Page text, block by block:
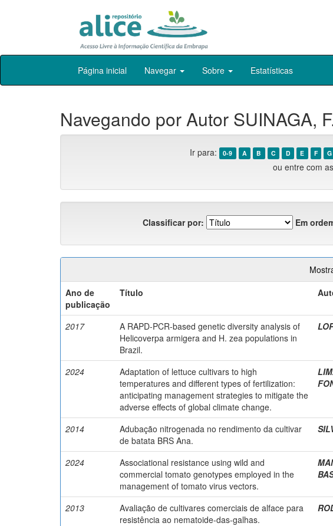
Skip
Página inicial Navegar Sobre Estatísticas
Navegando por Autor SUINAGA,
Ir para: 0-9 A B C D E F G
ou entre com
Classificar por: Em
Ano de
publicação
Título
2017
A RAPD-PCR-based genetic diversity analysis of
Helicoverpa armigera and H. zea populations in
Brazil.
2024
Adaptation of lettuce cultivars to high
temperatures and different types of fertilization:
anticipating management strategies to mitigate the
adverse effects of global climate change.
2014
Adubação nitrogenada no rendimento da cultivar
de batata BRS Ana.
2024
Associational resistance using wild and
commercial tomato genotypes employed in the
management of tomato virus vectors.
2013
Avaliação de cultivares comerciais de alface para
resistência ao nematoide-das-galhas.